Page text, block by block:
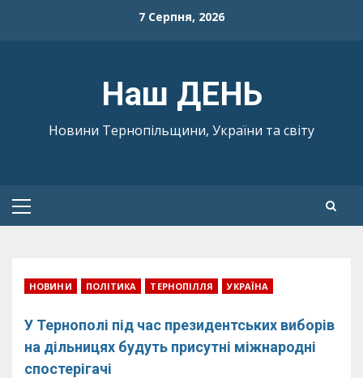
7 Серпня, 2026
Наш ДЕНЬ
Новини Тернопільщини, України та світу
Primary
НОВИНИ ПОЛІТИКА ТЕРНОПІЛЛЯ УКРАЇНА
У Тернополі під час президентських виборів
на дільницях будуть присутні міжнародні
спостерігачі